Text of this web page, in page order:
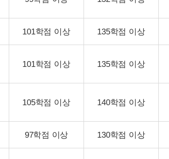
101학점 이상 135학점 이상
101학점 이상 135학점 이상
105학점 이상 140학점 이상
97학점 이상 130학점 이상